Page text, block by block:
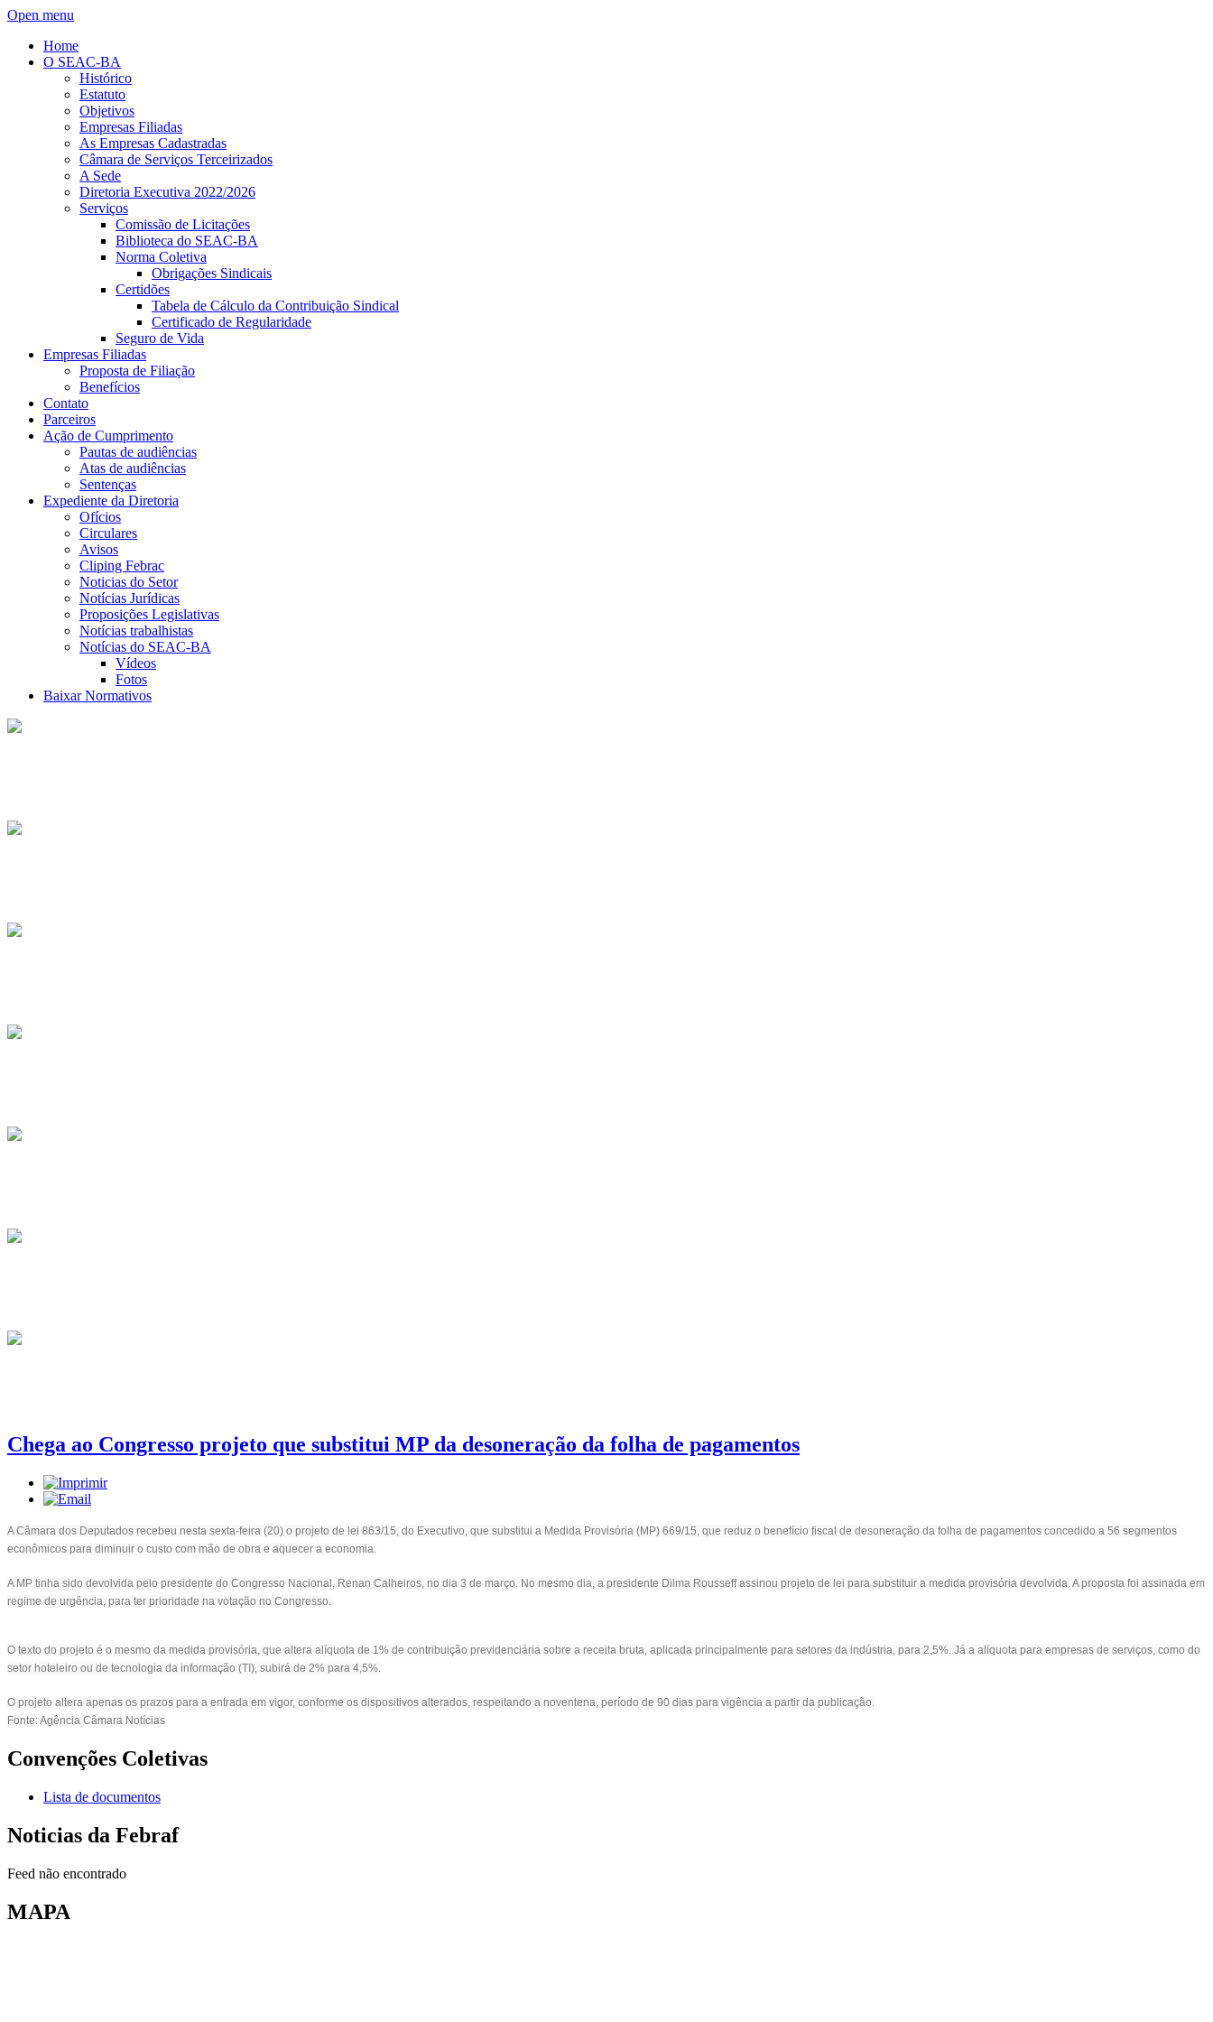
Open menu
Home
O SEAC-BA
Histórico
Estatuto
Objetivos
Empresas Filiadas
As Empresas Cadastradas
Câmara de Serviços Terceirizados
A Sede
Diretoria Executiva 2022/2026
Serviços
Comissão de Licitações
Biblioteca do SEAC-BA
Norma Coletiva
Obrigações Sindicais
Certidões
Tabela de Cálculo da Contribuição Sindical
Certificado de Regularidade
Seguro de Vida
Empresas Filiadas
Proposta de Filiação
Benefícios
Contato
Parceiros
Ação de Cumprimento
Pautas de audiências
Atas de audiências
Sentenças
Expediente da Diretoria
Ofícios
Circulares
Avisos
Cliping Febrac
Noticias do Setor
Notícias Jurídicas
Proposições Legislativas
Notícias trabalhistas
Notícias do SEAC-BA
Vídeos
Fotos
Baixar Normativos
Chega ao Congresso projeto que substitui MP da desoneração da folha de pagamentos
A Câmara dos Deputados recebeu nesta sexta-feira (20) o projeto de lei 863/15, do Executivo, que substitui a Medida Provisória (MP) 669/15, que reduz o benefício fiscal de desoneração da folha de pagamentos concedido a 56 segmentos
econômicos para diminuir o custo com mão de obra e aquecer a economia.
A MP tinha sido devolvida pelo presidente do Congresso Nacional, Renan Calheiros, no dia 3 de março. No mesmo dia, a presidente Dilma Rousseff assinou projeto de lei para substituir a medida provisória devolvida. A proposta foi assinada em
regime de urgência, para ter prioridade na votação no Congresso.
O texto do projeto é o mesmo da medida provisória, que altera alíquota de 1% de contribuição previdenciária sobre a receita bruta, aplicada principalmente para setores da indústria, para 2,5%. Já a alíquota para empresas de serviços, como do
setor hoteleiro ou de tecnologia da informação (TI), subirá de 2% para 4,5%.
O projeto altera apenas os prazos para a entrada em vigor, conforme os dispositivos alterados, respeitando a noventena, período de 90 dias para vigência a partir da publicação.
Fonte: Agência Câmara Notícias
Convenções Coletivas
Lista de documentos
Noticias da Febraf
Feed não encontrado
MAPA